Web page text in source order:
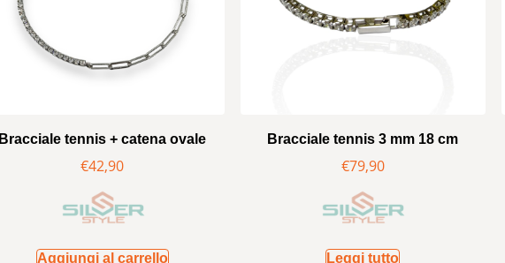
Bracciale tennis + catena ovale
€42,90
Aggiungi al carrello
Bracciale tennis 3 mm 18 cm
€79,90
Leggi tutto